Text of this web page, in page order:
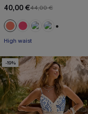
40,00 €44,00 €
High waist
-19%